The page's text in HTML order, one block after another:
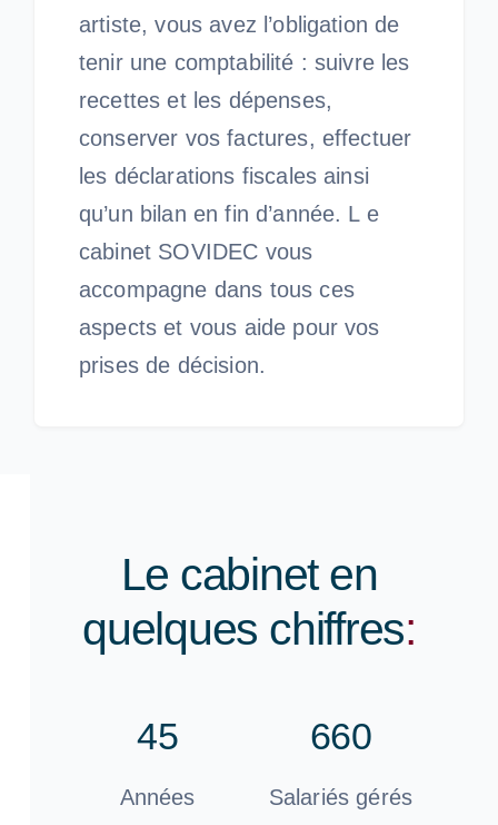
artiste, vous avez l’obligation de
tenir une comptabilité : suivre les
recettes et les dépenses,
conserver vos factures, effectuer
les déclarations fiscales ainsi
qu’un bilan en fin d’année. L e
cabinet SOVIDEC vous
accompagne dans tous ces
aspects et vous aide pour vos
prises de décision.
Le cabinet en
quelques chiffres:
45
Années
660
Salariés gérés